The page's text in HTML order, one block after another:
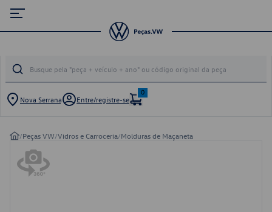
Nova Serrana Entre/registre-se
0
/Peças VW/Vidros e Carroceria/Molduras de Maçaneta